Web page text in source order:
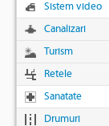
Sistem video
Canalizari
Turism
Retele
Sanatate
Drumuri